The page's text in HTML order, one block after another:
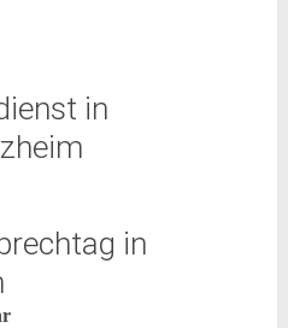
in
in